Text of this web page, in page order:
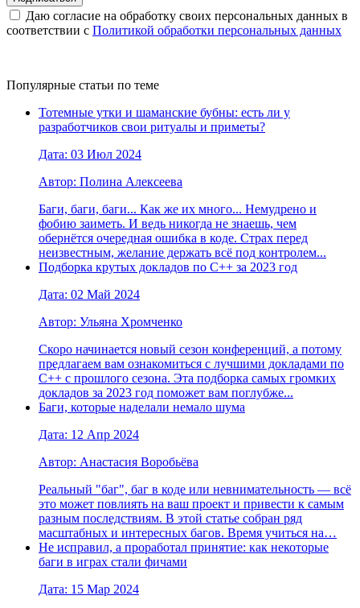
Даю согласие на обработку своих персональных данных в
соответствии с Политикой обработки персональных данных
Популярные статьи по теме
Тотемные утки и шаманские бубны: есть ли у
разработчиков свои ритуалы и приметы?
Дата: 03 Июл 2024
Автор: Полина Алексеева
Баги, баги, баги... Как же их много... Немудрено и
фобию заиметь. И ведь никогда не знаешь, чем
обернётся очередная ошибка в коде. Страх перед
неизвестным, желание держать всё под контролем...
Подборка крутых докладов по С++ за 2023 год
Дата: 02 Май 2024
Автор: Ульяна Хромченко
Скоро начинается новый сезон конференций, а потому
предлагаем вам ознакомиться с лучшими докладами по
С++ с прошлого сезона. Эта подборка самых громких
докладов за 2023 год поможет вам поглубже...
Баги, которые наделали немало шума
Дата: 12 Апр 2024
Автор: Анастасия Воробьёва
Реальный "баг", баг в коде или невнимательность — всё
это может повлиять на ваш проект и привести к самым
разным последствиям. В этой статье собран ряд
масштабных и интересных багов. Время учиться на…
Не исправил, а проработал принятие: как некоторые
баги в играх стали фичами
Дата: 15 Мар 2024